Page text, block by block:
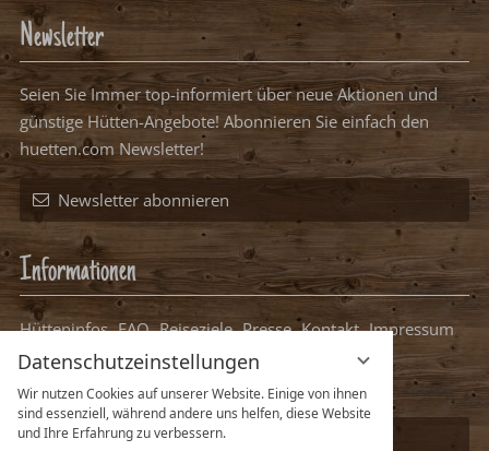
Datenschutzeinstellungen
Wir nutzen Cookies auf unserer Website. Einige von ihnen
sind essenziell, während andere uns helfen, diese Website
und Ihre Erfahrung zu verbessern.
Newsletter
Seien Sie Immer top-informiert über neue Aktionen und
günstige Hütten-Angebote! Abonnieren Sie einfach den
huetten.com Newsletter!
Newsletter abonnieren
Informationen
Hütteninfos FAQ Reiseziele Presse Kontakt Impressum
Datenschutz
Datenschutzeinstellungen
Packliste Hüttenurlaub
Ihre Hütte bei uns eintragen